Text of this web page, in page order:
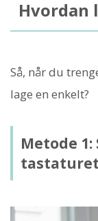
Så, når du
lage en enkelt?
Metode
tastaturet